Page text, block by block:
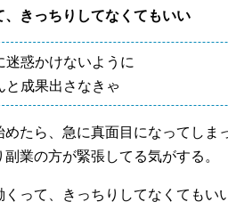
、きっちりしてなくてもいい
迷惑かけないように
と成果出さなきゃ
めたら、急に真面目になってしま
副業の方が緊張してる気がする。
くって、きっちりしてなくてもい